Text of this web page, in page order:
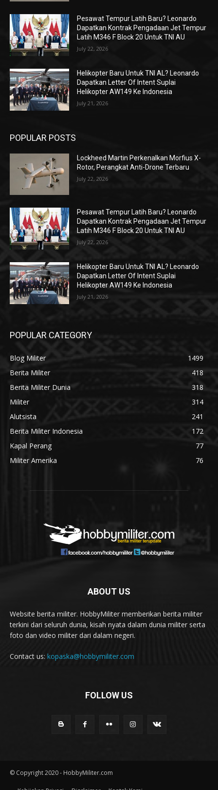
Pesawat Tempur Latih Baru? Leonardo
Dapatkan Kontrak Pengadaan Jet Tempur
Latih M346 F Block 20 Untuk TNI AU
July 22, 2026
Helikopter Baru Untuk TNI AL? Leonardo
Dapatkan Letter Of Intent Suplai
Helikopter AW149 Ke Indonesia
July 21, 2026
POPULAR POSTS
Lockheed Martin Perkenalkan Morfius X-
Rotor, Perangkat Anti-Drone Terbaru
July 22, 2026
Pesawat Tempur Latih Baru? Leonardo
Dapatkan Kontrak Pengadaan Jet Tempur
Latih M346 F Block 20 Untuk TNI AU
July 22, 2026
Helikopter Baru Untuk TNI AL? Leonardo
Dapatkan Letter Of Intent Suplai
Helikopter AW149 Ke Indonesia
July 21, 2026
POPULAR CATEGORY
Blog Militer
1499
Berita Militer
418
Berita Militer Dunia
318
Militer
314
Alutsista
241
Berita Militer Indonesia
172
Kapal Perang
77
Militer Amerika
76
ABOUT US
Website berita militer. HobbyMiliter memberikan berita militer
terkini dari seluruh dunia, kisah nyata dalam dunia militer serta
foto dan video militer dari dalam negeri.
Contact us: kopaska@hobbymiliter.com
FOLLOW US
© Copyright 2020 - HobbyMiliter.com